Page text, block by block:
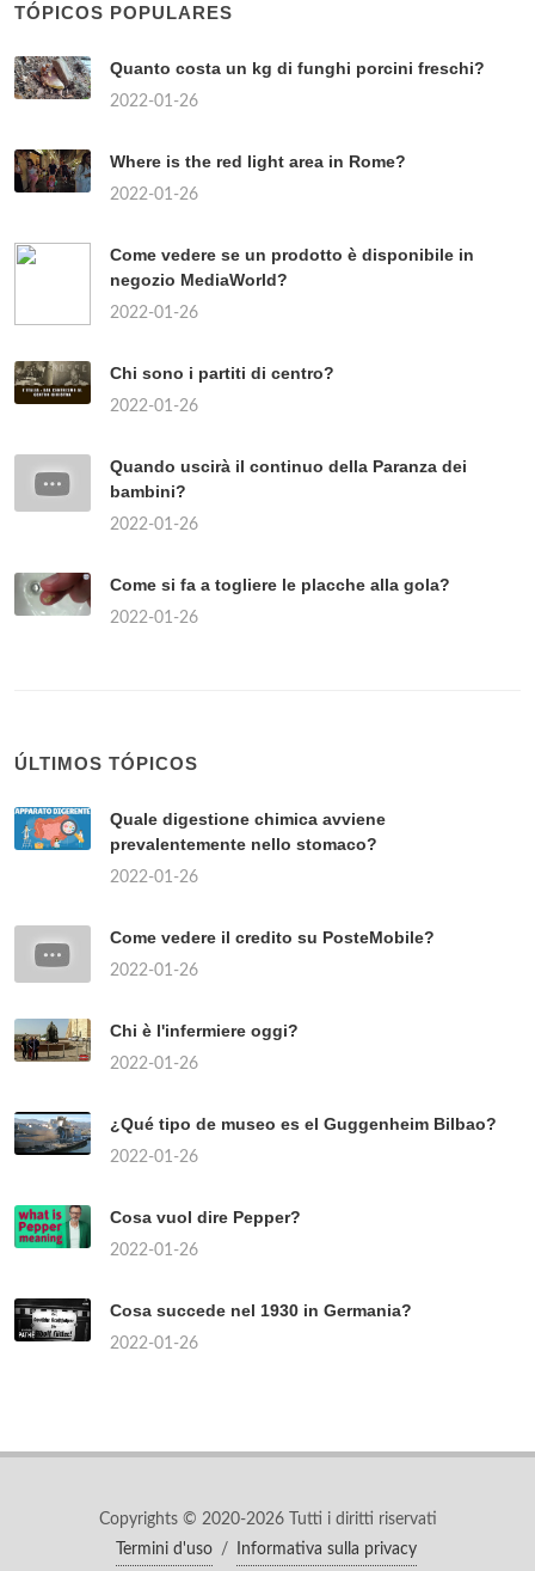
TÓPICOS POPULARES
Quanto costa un kg di funghi porcini freschi?
2022-01-26
Where is the red light area in Rome?
2022-01-26
Come vedere se un prodotto è disponibile in
negozio MediaWorld?
2022-01-26
Chi sono i partiti di centro?
2022-01-26
Quando uscirà il continuo della Paranza dei
bambini?
2022-01-26
Come si fa a togliere le placche alla gola?
2022-01-26
ÚLTIMOS TÓPICOS
Quale digestione chimica avviene
prevalentemente nello stomaco?
2022-01-26
Come vedere il credito su PosteMobile?
2022-01-26
Chi è l'infermiere oggi?
2022-01-26
¿Qué tipo de museo es el Guggenheim Bilbao?
2022-01-26
Cosa vuol dire Pepper?
2022-01-26
Cosa succede nel 1930 in Germania?
2022-01-26
Copyrights © 2020-2026 Tutti i diritti riservati
Termini d'uso
/ Informativa sulla privacy